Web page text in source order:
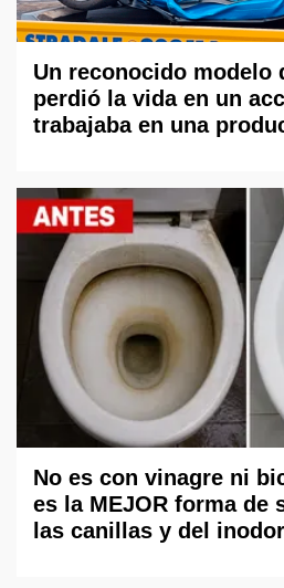
Un reconocido modelo
perdió la vida en un
trabajaba en una
No es con vinagre ni
es la MEJOR forma de
las canillas y del